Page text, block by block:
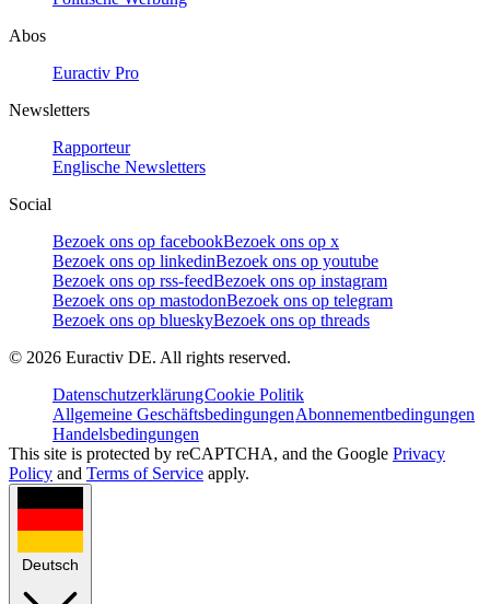
Abos
Euractiv Pro
Newsletters
Rapporteur
Englische Newsletters
Social
Bezoek ons op facebookBezoek ons op x
Bezoek ons op linkedinBezoek ons op youtube
Bezoek ons op rss-feedBezoek ons op instagram
Bezoek ons op mastodonBezoek ons op telegram
Bezoek ons op blueskyBezoek ons op threads
© 2026 Euractiv DE. All rights reserved.
DatenschutzerklärungCookie Politik
Allgemeine GeschäftsbedingungenAbonnementbedingungen
Handelsbedingungen
This site is protected by reCAPTCHA, and the Google Privacy
Policy and Terms of Service apply.
Deutsch